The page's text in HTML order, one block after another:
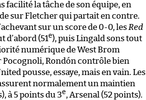
facilité la tâche de son équipe, en
sur Fletcher qui partait en contre.
sur un score de 0-0, les Red
(51e), puis Lingald sons tout
numérique de West Brom
Pocognoli, Rondón contrôle bien
pousse, essaye, mais en vain. Les
normalement un maintien
à 5 points du 3e, Arsenal (52 points).